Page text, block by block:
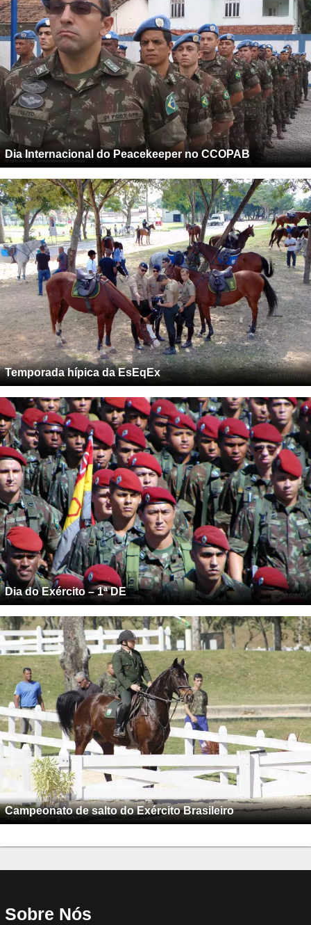
Dia Internacional do Peacekeeper no CCOPAB
Temporada hípica da EsEqEx
Dia do Exército – 1ª DE
Campeonato de salto do Exército Brasileiro
Sobre Nós